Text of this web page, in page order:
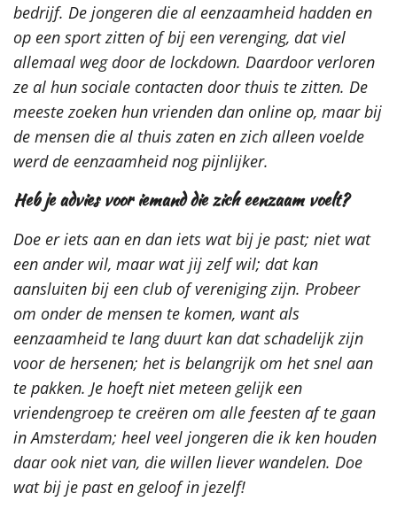
bedrijf. De jongeren die al eenzaamheid hadden en
op een sport zitten of bij een verenging, dat viel
allemaal weg door de lockdown. Daardoor verloren
ze al hun sociale contacten door thuis te zitten. De
meeste zoeken hun vrienden dan online op, maar bij
de mensen die al thuis zaten en zich alleen voelde
werd de eenzaamheid nog pijnlijker.
Heb je advies voor iemand die zich eenzaam voelt?
Doe er iets aan en dan iets wat bij je past; niet wat
een ander wil, maar wat jij zelf wil; dat kan
aansluiten bij een club of vereniging zijn. Probeer
om onder de mensen te komen, want als
eenzaamheid te lang duurt kan dat schadelijk zijn
voor de hersenen; het is belangrijk om het snel aan
te pakken. Je hoeft niet meteen gelijk een
vriendengroep te creëren om alle feesten af te gaan
in Amsterdam; heel veel jongeren die ik ken houden
daar ook niet van, die willen liever wandelen. Doe
wat bij je past en geloof in jezelf!